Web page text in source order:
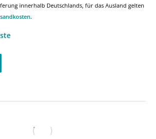
innerhalb Deutschlands, für das Ausland gelten
.